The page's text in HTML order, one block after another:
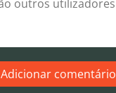
Adicionar comentário